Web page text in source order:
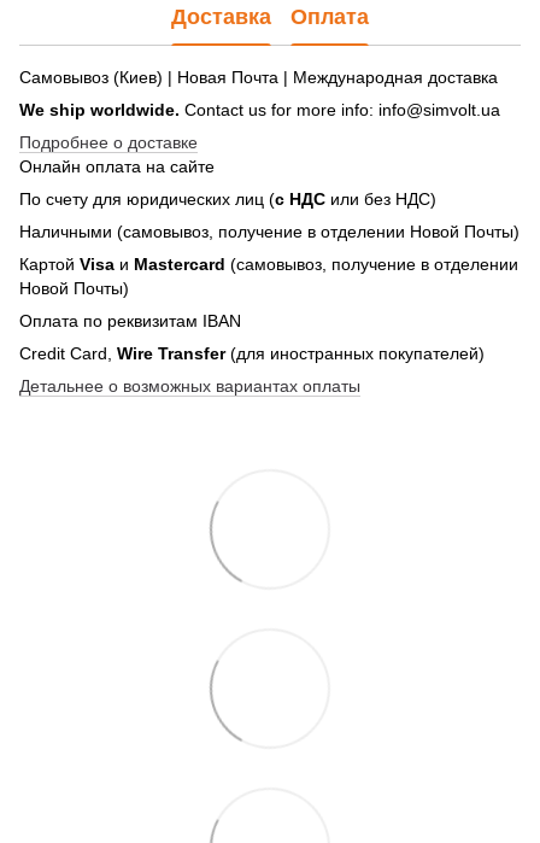
Доставка Оплата
Самовывоз (Киев) | Новая Почта | Международная доставка
We ship worldwide. Contact us for more info: info@simvolt.ua
Подробнее о доставке
Онлайн оплата на сайте
По счету для юридических лиц (с НДС или без НДС)
Наличными (самовывоз, получение в отделении Новой Почты)
Картой Visa и Mastercard (самовывоз, получение в отделении
Новой Почты)
Оплата по реквизитам IBAN
Credit Card, Wire Transfer(для иностранных покупателей)
Детальнее о возможных вариантах оплаты